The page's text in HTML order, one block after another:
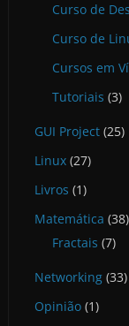
Curso de
Curso de
Cursos em
Tutoriais (3)
GUI Project (25)
Linux (27)
Livros (1)
Matemática (38)
Fractais (7)
Networking (33)
Opinião (1)